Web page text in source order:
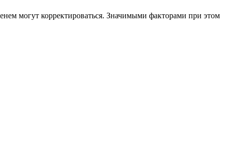
могут корректироваться. Значимыми факторами при этом